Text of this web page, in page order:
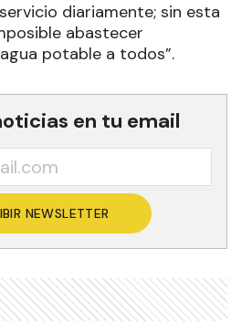
diariamente; sin esta
abastecer
potable a todos”.
en tu email
NEWSLETTER